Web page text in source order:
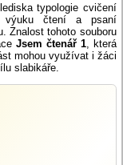
typologie cvičení
výuku čtení a psaní
Znalost tohoto souboru
Jsem čtenář 1, která
mohou využívat i žáci
slabikáře.